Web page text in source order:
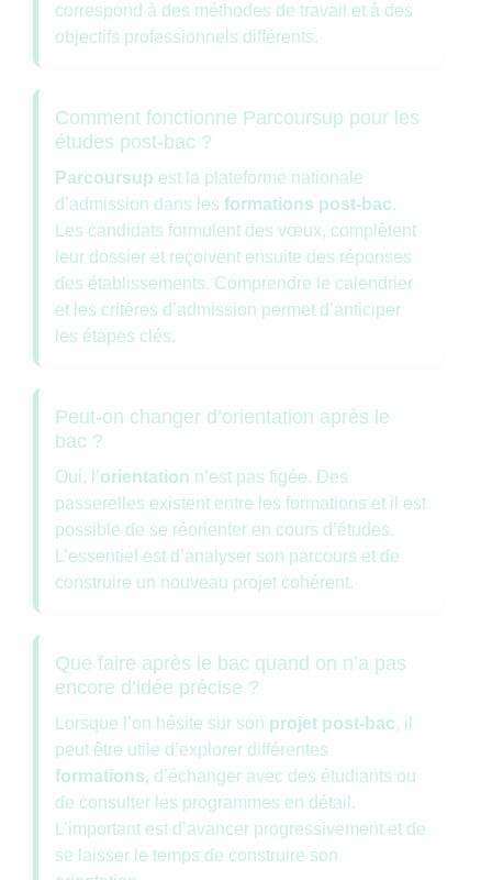
correspond à des méthodes de travail et à des
objectifs professionnels différents.
Comment fonctionne Parcoursup pour les
études post-bac ?
Parcoursup est la plateforme nationale
d’admission dans les formations post-bac.
Les candidats formulent des vœux, complètent
leur dossier et reçoivent ensuite des réponses
des établissements. Comprendre le calendrier
et les critères d’admission permet d’anticiper
les étapes clés.
Peut-on changer d’orientation après le
bac ?
Oui, l’orientation n’est pas figée. Des
passerelles existent entre les formations et il est
possible de se réorienter en cours d’études.
L’essentiel est d’analyser son parcours et de
construire un nouveau projet cohérent.
Que faire après le bac quand on n’a pas
encore d’idée précise ?
Lorsque l’on hésite sur son projet post-bac, il
peut être utile d’explorer différentes
formations, d’échanger avec des étudiants ou
de consulter les programmes en détail.
L’important est d’avancer progressivement et de
se laisser le temps de construire son